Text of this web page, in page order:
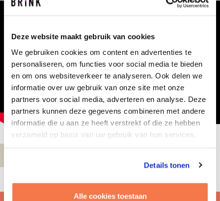
Deze website maakt gebruik van cookies
We gebruiken cookies om content en advertenties te
personaliseren, om functies voor social media te bieden
en om ons websiteverkeer te analyseren. Ook delen we
informatie over uw gebruik van onze site met onze
partners voor social media, adverteren en analyse. Deze
partners kunnen deze gegevens combineren met andere
informatie die u aan ze heeft verstrekt of die ze hebben
verzameld op basis van uw gebruik van hun services.
Details tonen
Alle cookies toestaan